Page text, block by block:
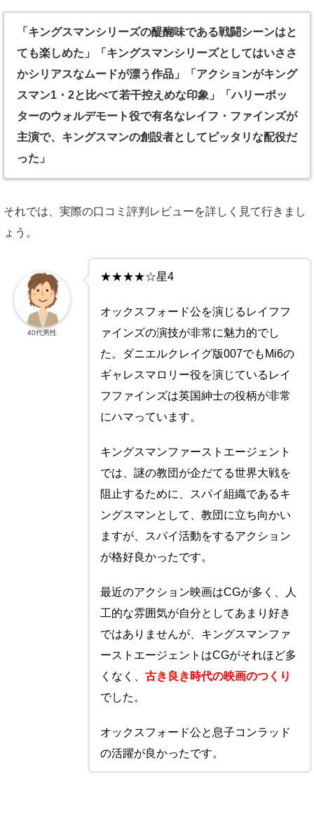
「キングスマンシリーズの醍醐味である戦闘シーンはと
ても楽しめた」「キングスマンシリーズとしてはいささ
かシリアスなムードが漂う作品」「アクションがキング
スマン1・2と比べて若干控えめな印象」「ハリーポッ
ターのウォルデモート役で有名なレイフ・ファインズが
主演で、キングスマンの創設者としてピッタリな配役だ
った」
それでは、実際の口コミ評判レビューを詳しく見て行きまし
ょう。
★★★★☆星4
オックスフォード公を演じるレイフフ
ァインズの演技が非常に魅力的でし
た。ダニエルクレイグ版007でもMi6の
ギャレスマロリー役を演じているレイ
フファインズは英国紳士の役柄が非常
にハマっています。
キングスマンファーストエージェント
では、謎の教団が企だてる世界大戦を
阻止するために、スパイ組織であるキ
ングスマンとして、教団に立ち向かい
ますが、スパイ活動をするアクション
が格好良かったです。
最近のアクション映画はCGが多く、人
工的な雰囲気が自分としてあまり好き
ではありませんが、キングスマンファ
ーストエージェントはCGがそれほど多
くなく、 古き良き時代の映画のつくり
でした。
オックスフォード公と息子コンラッド
の活躍が良かったです。
40代男性